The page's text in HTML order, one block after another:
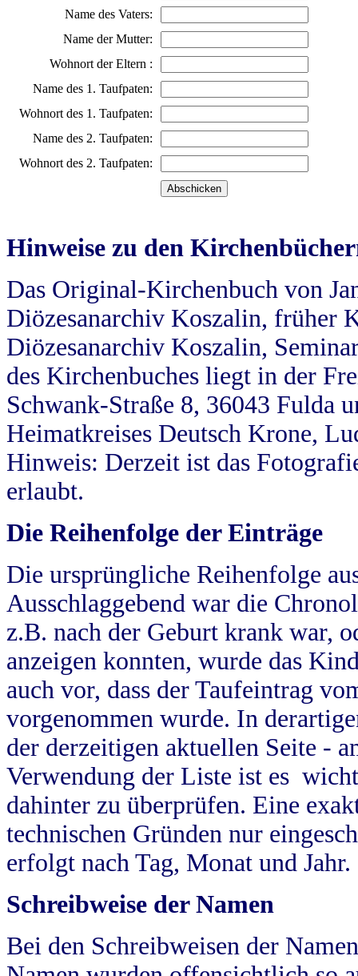
Name des Vaters:
Name der Mutter:
Wohnort der Eltern :
Name des 1. Taufpaten:
Wohnort des 1. Taufpaten:
Name des 2. Taufpaten:
Wohnort des 2. Taufpaten:
Hinweise zu den
Das Original-Kirchenbuch von
Diözesanarchiv Koszalin, früher
Diözesanarchiv Koszalin,
des Kirchenbuches liegt in der
Schwank-Straße 8, 36043 Fulda
Heimatkreises Deutsch Krone,
Hinweis: Derzeit ist das
erlaubt.
Die Reihenfolge der Einträge
Die ursprüngliche Reihenfolge
Ausschlaggebend war die
z.B. nach der Geburt krank war,
anzeigen konnten, wurde das
auch vor, dass der Taufeintrag
vorgenommen wurde. In
der derzeitigen aktuellen Seite -
Verwendung der Liste ist es
dahinter zu überprüfen. Eine
technischen Gründen nur
erfolgt nach Tag, Monat und Jahr.
Schreibweise der Namen
Bei den Schreibweisen der